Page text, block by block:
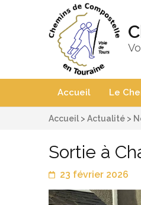
Accueil Le
Accueil > Actualité >
Sortie à
23 février 2026